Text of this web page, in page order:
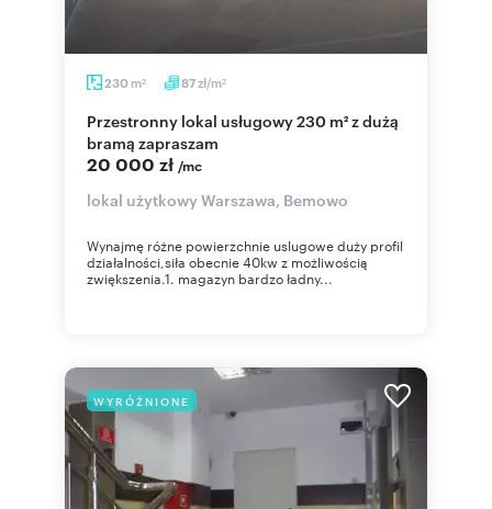
230 m2 87zł/m2
Przestronny lokal usługowy 230 m² z dużą
bramą zapraszam
20 000 zł /mc
lokal użytkowy Warszawa, Bemowo
Wynajmę różne powierzchnie uslugowe duży profil
działalności,siła obecnie 40kw z możliwością
zwiększenia.1. magazyn bardzo ładny...
WYRÓŻNIONE